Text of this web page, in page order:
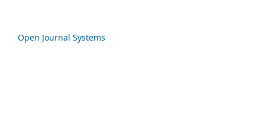
Open Journal Systems